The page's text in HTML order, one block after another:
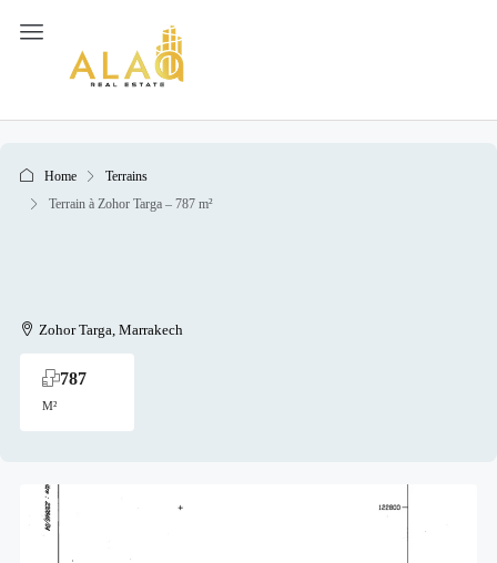
Home
Terrains
Terrain à Zohor Targa – 787 m²
Zohor Targa, Marrakech
M²
787